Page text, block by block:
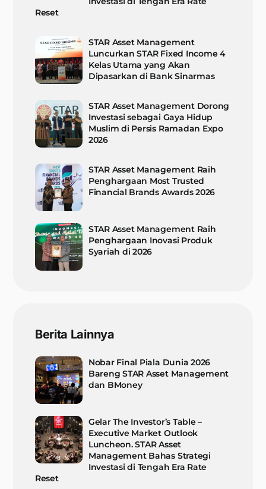
Reset
STAR Asset Management
Luncurkan STAR Fixed Income 4
Kelas Utama yang Akan
Dipasarkan di Bank Sinarmas
STAR Asset Management Dorong
Investasi sebagai Gaya Hidup
Muslim di Persis Ramadan Expo
2026
STAR Asset Management Raih
Penghargaan Most Trusted
Financial Brands Awards 2026
STAR Asset Management Raih
Penghargaan Inovasi Produk
Syariah di 2026
Berita Lainnya
Nobar Final Piala Dunia 2026
Bareng STAR Asset Management
dan BMoney
Gelar The Investor’s Table –
Executive Market Outlook
Luncheon. STAR Asset
Management Bahas Strategi
Investasi di Tengah Era Rate
Reset